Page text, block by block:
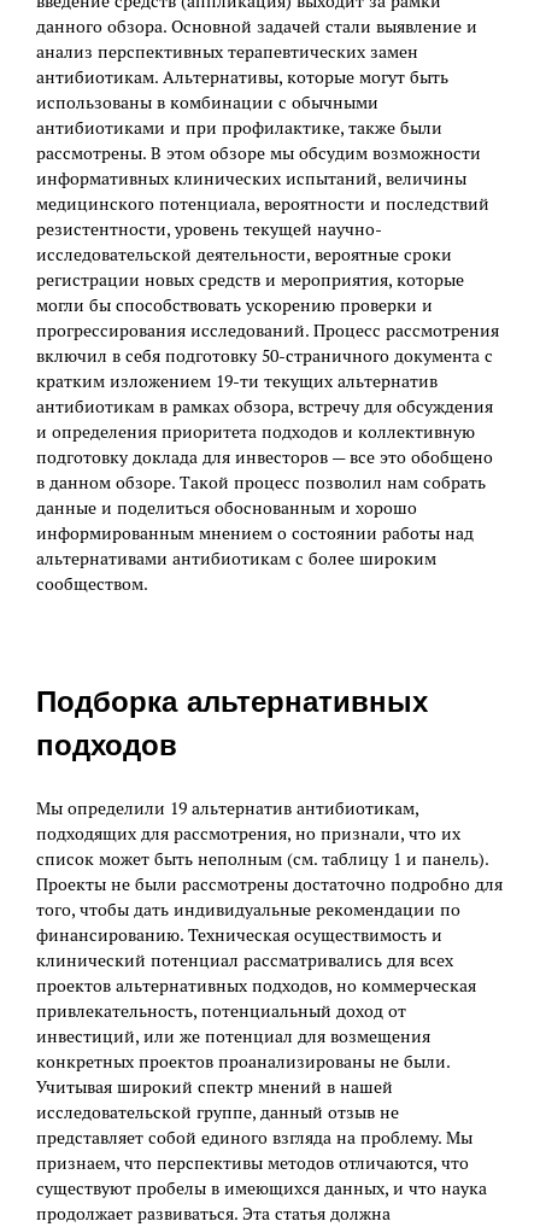
данного обзора. Основной задачей стали выявление и
анализ перспективных терапевтических замен
антибиотикам. Альтернативы, которые могут быть
использованы в комбинации с обычными
антибиотиками и при профилактике, также были
рассмотрены. В этом обзоре мы обсудим возможности
информативных клинических испытаний, величины
медицинского потенциала, вероятности и последствий
резистентности, уровень текущей научно-
исследовательской деятельности, вероятные сроки
регистрации новых средств и мероприятия, которые
могли бы способствовать ускорению проверки и
прогрессирования исследований. Процесс рассмотрения
включил в себя подготовку 50-страничного документа с
кратким изложением 19-ти текущих альтернатив
антибиотикам в рамках обзора, встречу для обсуждения
и определения приоритета подходов и коллективную
подготовку доклада для инвесторов — все это обобщено
в данном обзоре. Такой процесс позволил нам собрать
данные и поделиться обоснованным и хорошо
информированным мнением о состоянии работы над
альтернативами антибиотикам с более широким
сообществом.
Подборка альтернативных
подходов
Мы определили 19 альтернатив антибиотикам,
подходящих для рассмотрения, но признали, что их
список может быть неполным (см. таблицу 1 и панель).
Проекты не были рассмотрены достаточно подробно для
того, чтобы дать индивидуальные рекомендации по
финансированию. Техническая осуществимость и
клинический потенциал рассматривались для всех
проектов альтернативных подходов, но коммерческая
привлекательность, потенциальный доход от
инвестиций, или же потенциал для возмещения
конкретных проектов проанализированы не были.
Учитывая широкий спектр мнений в нашей
исследовательской группе, данный отзыв не
представляет собой единого взгляда на проблему. Мы
признаем, что перспективы методов отличаются, что
существуют пробелы в имеющихся данных, и что наука
продолжает развиваться. Эта статья должна